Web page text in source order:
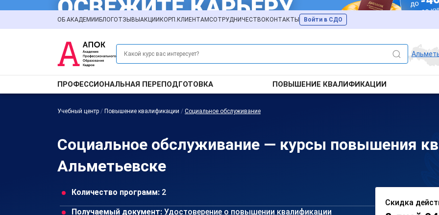
ОБ АКАДЕМИИ БЛОГОТЗЫВЫ АКЦИИ КОРП.КЛИЕНТАМСОТРУДНИЧЕСТВО КОНТАКТЫ Войти в СДО
ПРОФЕССИОНАЛЬНАЯ ПЕРЕПОДГОТОВКА ПОВЫШЕНИЕ КВАЛИФИКАЦИИ
Учебный центр / Повышение квалификации / Социальное обслуживание
Социальное обслуживание — курсы повышения
Альметьевске
Количество программ: 2
Получаемый документ: Удостоверение о повышении квалификации
Скидка